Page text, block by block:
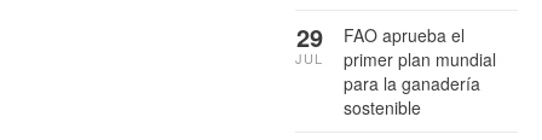
FAO aprueba el
primer plan mundial
para la ganadería
sostenible
29
JUL